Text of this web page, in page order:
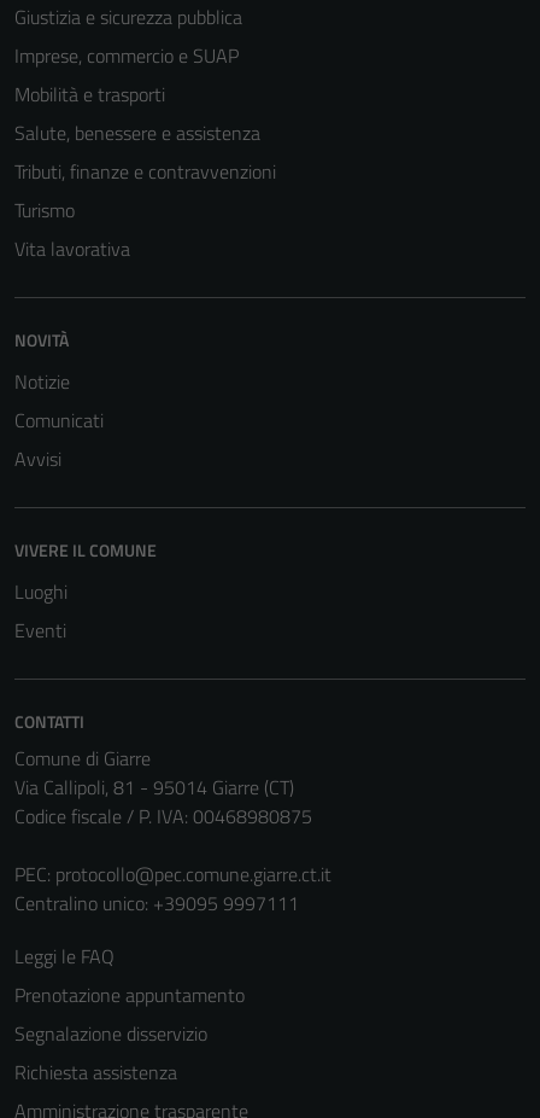
Giustizia e sicurezza pubblica
Imprese, commercio e SUAP
Mobilità e trasporti
Salute, benessere e assistenza
Tributi, finanze e contravvenzioni
Turismo
Vita lavorativa
NOVITÀ
Notizie
Comunicati
Avvisi
VIVERE IL COMUNE
Luoghi
Eventi
CONTATTI
Comune di Giarre
Via Callipoli, 81 - 95014 Giarre (CT)
Codice fiscale / P. IVA: 00468980875
PEC: protocollo@pec.comune.giarre.ct.it
Centralino unico: +39095 9997111
Leggi le FAQ
Prenotazione appuntamento
Segnalazione disservizio
Richiesta assistenza
Amministrazione trasparente
Tecnici